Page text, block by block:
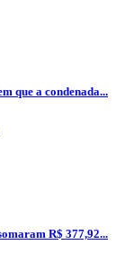
que a condenada...
R$ 377,92...